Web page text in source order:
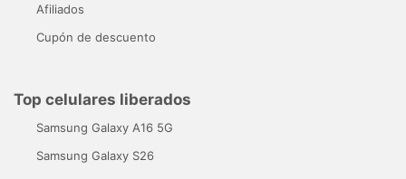
Afiliados
Cupón de descuento
Top celulares liberados
Samsung Galaxy A16 5G
Samsung Galaxy S26